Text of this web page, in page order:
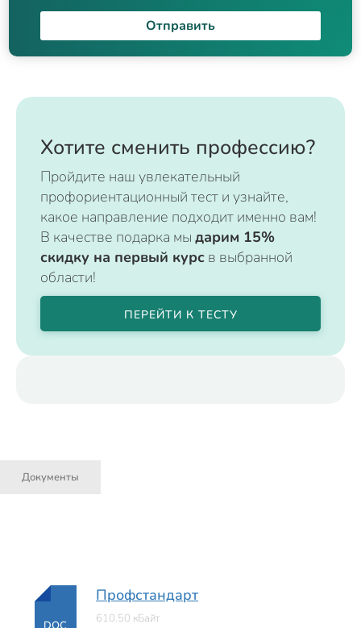
Отправить
Хотите сменить профессию?
Пройдите наш увлекательный
профориентационный тест и узнайте,
какое направление подходит именно вам!
В качестве подарка мы дарим 15%
скидку на первый курс в выбранной
области!
ПЕРЕЙТИ К ТЕСТУ
Документы
Профстандарт
610.50 кБайт